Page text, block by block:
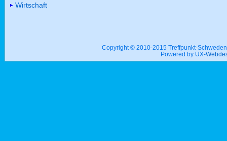
Wirtschaft
Copyright © 2010-2015 Treffpunkt-
Powered by UX-